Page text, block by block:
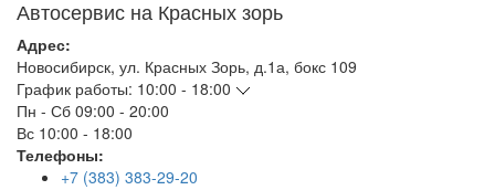
Автосервис на Красных зорь
Адрес:
Новосибирск, ул. Красных Зорь, д.1а, бокс 109
График работы: 10:00 - 18:00
Пн - Сб 09:00 - 20:00
Вс 10:00 - 18:00
Телефоны:
+7 (383) 383-29-20